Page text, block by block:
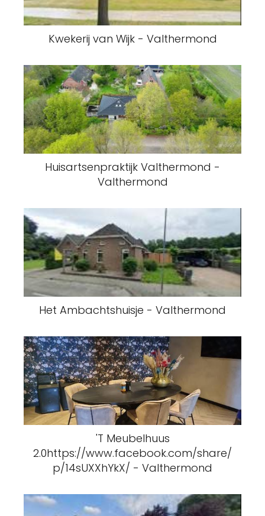
Kwekerij van Wijk - Valthermond
Huisartsenpraktijk Valthermond -
Valthermond
Het Ambachtshuisje - Valthermond
'T Meubelhuus
2.0https://www.facebook.com/share/
p/14sUXXhYkX/ - Valthermond